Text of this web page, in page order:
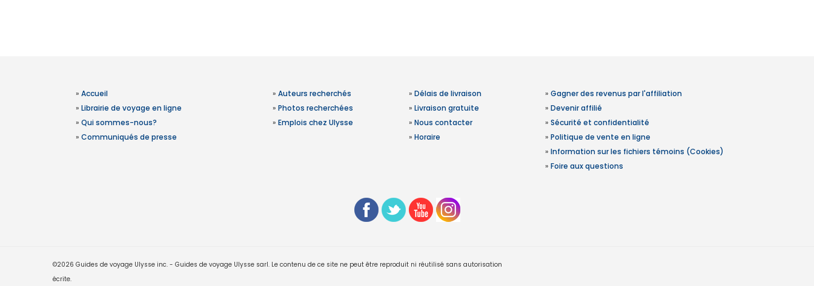
» Accueil
» Librairie de voyage en ligne
» Qui sommes-nous?
» Communiqués de presse
» Auteurs recherchés
» Photos recherchées
» Emplois chez Ulysse
» Délais de livraison
» Livraison gratuite
» Nous contacter
» Horaire
» Gagner des revenus par l'affiliation
» Devenir affilié
» Sécurité et confidentialité
» Politique de vente en ligne
» Information sur les fichiers témoins (Cookies)
» Foire aux questions
©2026 Guides de voyage Ulysse inc. - Guides de voyage Ulysse sarl. Le contenu de ce site ne peut être reproduit ni réutilisé sans autorisation
écrite.